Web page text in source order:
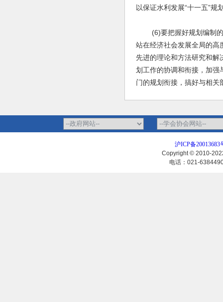
以保证水利发展“十一五”规
(6)要把握好规划编制的
站在经济社会发展全局的高
先进的理论和方法研究和解
划工作的协调和衔接，加强
门的规划衔接，搞好与相
沪ICP备20013683
Copyright © 2010-
电话：021-